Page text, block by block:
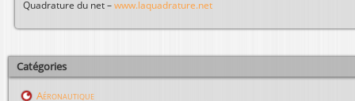
Quadrature du net – www.laquadrature.net
Catégories
Aéronautique